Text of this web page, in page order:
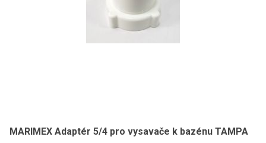
MARIMEX Adaptér 5/4 pro vysavače k bazénu TAMPA